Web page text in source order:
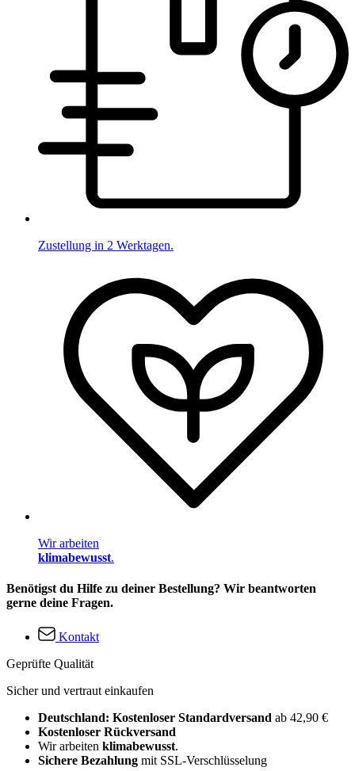
Zustellung in 2 Werktagen.
Wir arbeiten
klimabewusst.
Benötigst du Hilfe zu deiner Bestellung? Wir beantworten
gerne deine Fragen.
Kontakt
Geprüfte Qualität
Sicher und vertraut einkaufen
Deutschland: Kostenloser Standardversand ab 42,90 €
Kostenloser Rückversand
Wir arbeiten klimabewusst.
Sichere Bezahlung mit SSL-Verschlüsselung